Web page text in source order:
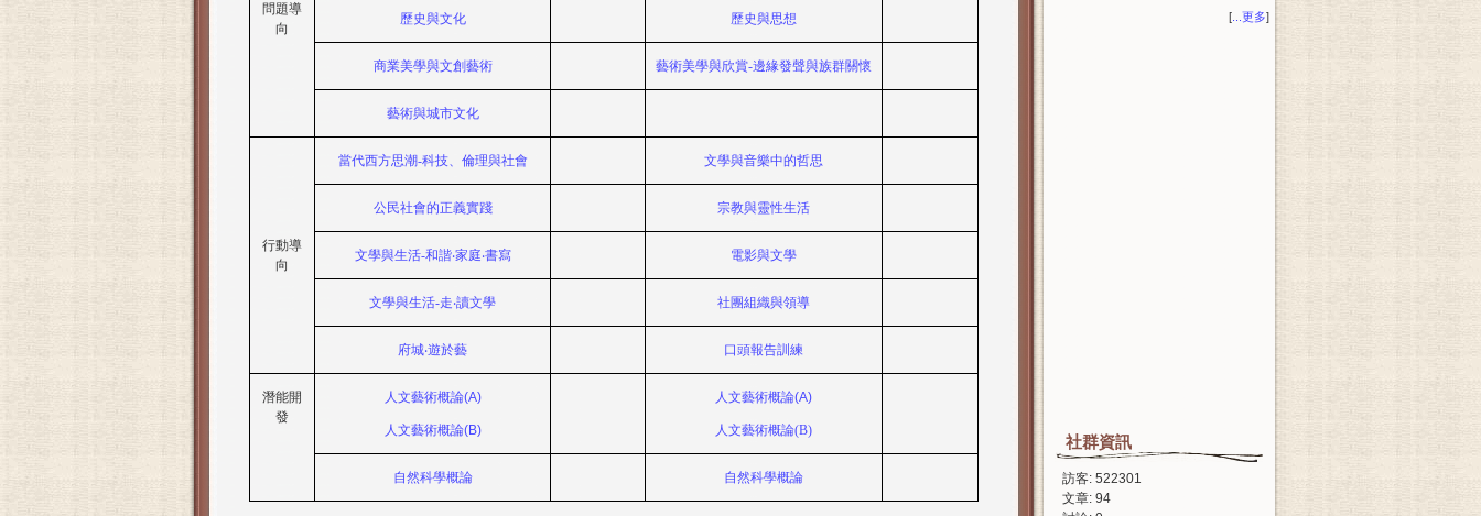
[ ...更多]
社群資訊
訪客: 522301
文章: 94
問題導
向
歷史與文化 歷史與思想
商業美學與文創藝術 藝術美學與欣賞-邊緣發聲與族群關懷
藝術與城市文化
行動導
向
當代西方思潮-科技、倫理與社會 文學與音樂中的哲思
公民社會的正義實踐 宗教與靈性生活
文學與生活-和諧‧家庭‧書寫 電影與文學
文學與生活-走‧讀文學 社團組織與領導
府城‧遊於藝 口頭報告訓練
潛能開
發
人文藝術概論(A)
人文藝術概論(B)
人文藝術概論(A)
人文藝術概論(B)
自然科學概論 自然科學概論